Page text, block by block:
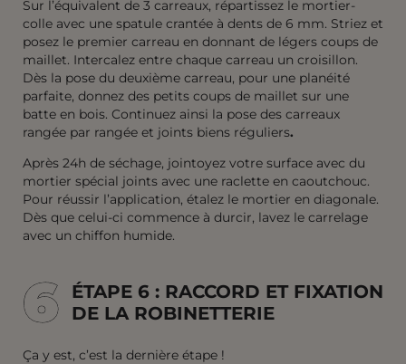
Sur l’équivalent de 3 carreaux, répartissez le mortier-
colle avec une spatule crantée à dents de 6 mm. Striez et
posez le premier carreau en donnant de légers coups de
maillet. Intercalez entre chaque carreau un croisillon.
Dès la pose du deuxième carreau, pour une planéité
parfaite, donnez des petits coups de maillet sur une
batte en bois. Continuez ainsi la pose des carreaux
rangée par rangée et joints biens réguliers.
Après 24h de séchage, jointoyez votre surface avec du
mortier spécial joints avec une raclette en caoutchouc.
Pour réussir l’application, étalez le mortier en diagonale.
Dès que celui-ci commence à durcir, lavez le carrelage
avec un chiffon humide.
6
6
ÉTAPE 6 : RACCORD ET FIXATION
DE LA ROBINETTERIE
Ça y est, c’est la dernière étape !